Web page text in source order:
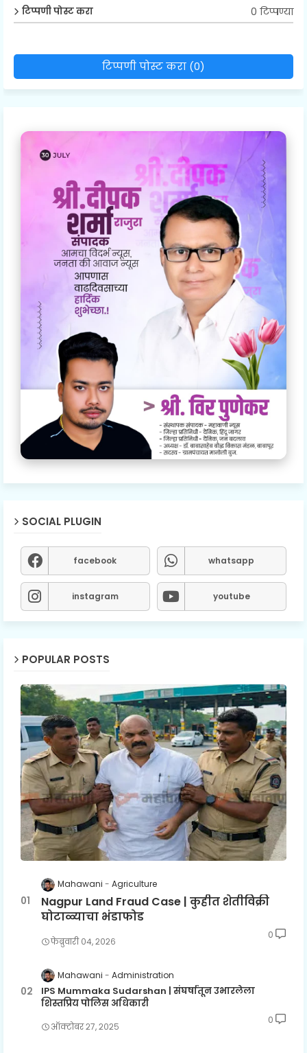
टिप्पणी पोस्ट करा 0 टिप्पण्या
टिप्पणी पोस्ट करा (0)
SOCIAL PLUGIN
facebook whatsapp
instagram youtube
POPULAR POSTS
Mahawani Agriculture
Nagpur Land Fraud Case | कुहीत शेतीविक्री
घोटाळ्याचा भंडाफोड
फेब्रुवारी ०४, २०२६
0
Mahawani Administration
IPS Mummaka Sudarshan | संघर्षातून उभारलेला
शिस्तप्रिय पोलिस अधिकारी
ऑक्टोबर २७, २०२५
0